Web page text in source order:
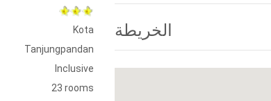
Kota
Tanjungpandan
Inclusive
23 rooms
الخريطة